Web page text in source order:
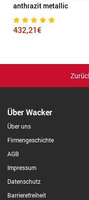
anthrazit metallic
432,21€
Über Wacker
Über uns
Firmengeschichte
AGB
Impressum
Datenschutz
Barrierefreiheit